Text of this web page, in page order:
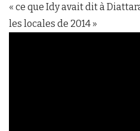
« ce que Idy avait dit à
les locales de 2014 »